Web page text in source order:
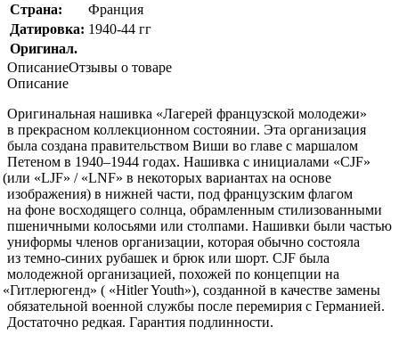
Страна:
Франция
Датировка: 1940-44 гг
Оригинал.
ОписаниеОтзывы о товаре
Описание
Оригинальная нашивка «Лагерей французской молодежи»
в прекрасном коллекционном состоянии. Эта организация
была создана правительством Виши во главе с маршалом
Петеном в 1940–1944 годах. Нашивка с инициалами «CJF»
(или «LJF» / «LNF» в некоторых вариантах на основе
изображения) в нижней части, под французским флагом
на фоне восходящего солнца, обрамленным стилизованными
пшеничными колосьями или столпами. Нашивки были частью
униформы членов организации, которая обычно состояла
из темно-синих рубашек и брюк или шорт. CJF была
молодежной организацией, похожей по концепции на
«Гитлерюгенд» ( «HitlerYouth»), созданной в качестве замены
обязательной военной службы после перемирия с Германией.
Достаточно редкая. Гарантия подлинности.